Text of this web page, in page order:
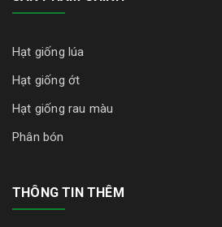
Hạt giống lúa
Hạt giống ớt
Hạt giống rau màu
Phân bón
THÔNG TIN THÊM